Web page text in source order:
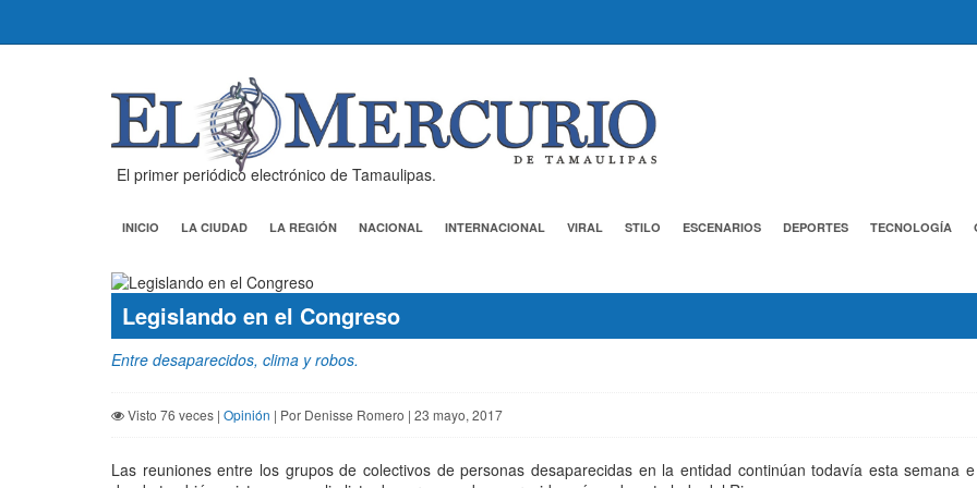
El primer periódico electrónico de Tamaulipas.
INICIO LA CIUDAD LA REGIÓN NACIONAL INTERNACIONAL VIRAL STILO ESCENARIOS DEPORTES TECNOLOGÍA
Legislando en el Congreso
Entre desaparecidos, clima y robos.
Visto 76 veces | Opinión | Por Denisse Romero | 23 mayo, 2017
Las reuniones entre los grupos de colectivos de personas desaparecidas en la entidad continúan todavía esta semana